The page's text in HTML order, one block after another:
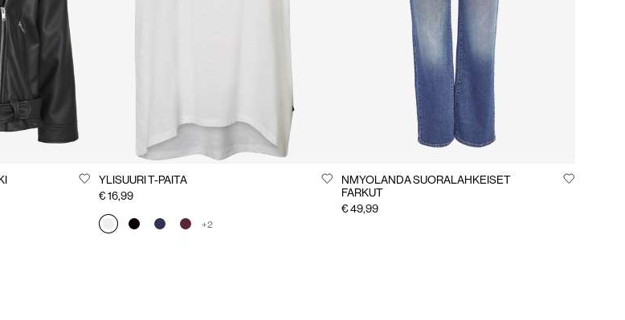
YLISUURI T-PAITA
€ 16,99
+2
NMYOLANDA SUORALAHKEISET
FARKUT
€ 49,99